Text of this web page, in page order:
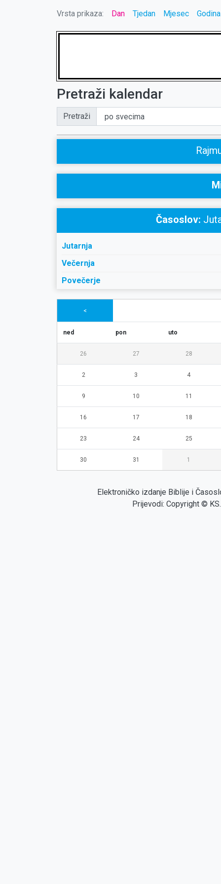
Vrsta prikaza: Dan Tjedan Mjesec Godina
Pretraži kalendar
Pretraži
Časoslov:
Jutarnja
Večernja
Povečerje
<
ned pon uto
26 27 28
2 3 4
9 10 11
16 17 18
23 24 25
30 31 1
Elektroničko izdanje Biblije i
Prijevodi: Copyright ©